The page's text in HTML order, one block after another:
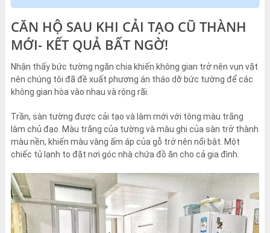
CĂN HỘ SAU KHI CẢI TẠO CŨ THÀNH
MỚI- KẾT QUẢ BẤT NGỜ!
Nhận thấy bức tường ngăn chia khiến không gian trở nên vụn vặt
nên chúng tôi đã đề xuất phương án tháo dỡ bức tường để các
không gian hòa vào nhau và rộng rãi.
Trần, sàn tường được cải tạo và làm mới với tông màu trắng
làm chủ đạo. Màu trắng của tường và màu ghi của sàn trở thành
màu nền, khiến màu vàng ấm áp của gỗ trở nên nổi bật. Một
chiếc tủ lạnh to đặt nơi góc nhà chứa đồ ăn cho cả gia đình.